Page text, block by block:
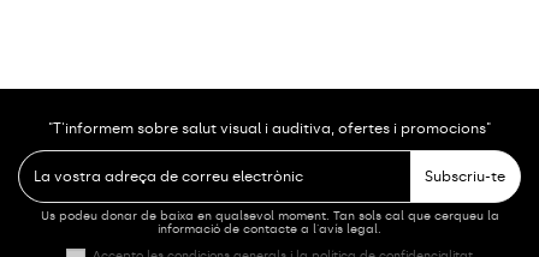
"T'informem sobre salut visual i auditiva, ofertes i promocions"
Subscriu-te
Us podeu donar de baixa en qualsevol moment. Tan sols cal que cerqueu la
informació de contacte a l'avís legal.